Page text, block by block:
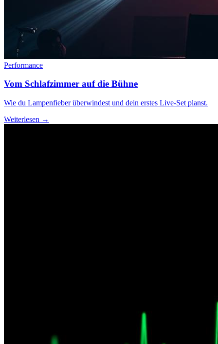
Performance
Vom Schlafzimmer auf die Bühne
Wie du Lampenfieber überwindest und dein erstes Live-Set planst.
Weiterlesen →